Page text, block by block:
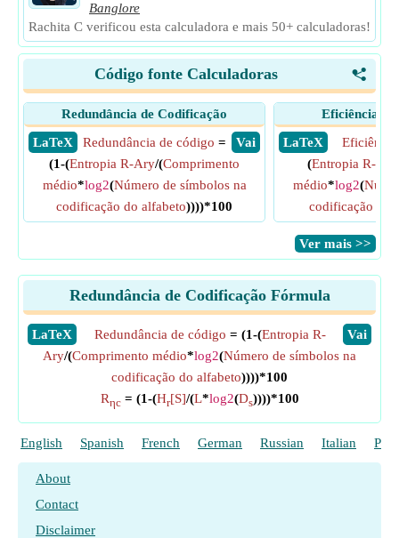
Banglore
Rachita C verificou esta calculadora e mais 50+ calculadoras!
<
Código fonte Calculadoras
Redundância de Codificação
​ LaTeX
​ Vai
Redundância de código =
(1-(Entropia R-Ary/(Comprimento
médio*log2(Número de símbolos na
codificação do alfabeto))))*100
Eficiência
​ LaTeX
(Entropia R-Ary
médio*log2(
codificação do
​Ver mais >>
Redundância de Codificação Fórmula
​LaTeX ​Vai
Redundância de código = (1-(Entropia R-
Ary/(Comprimento médio*log2(Número de símbolos na
codificação do alfabeto))))*100
Rηc= (1-(Hr[S]/(L*log2(Ds))))*100
English Spanish French German Russian Italian
About
Contact
Disclaimer